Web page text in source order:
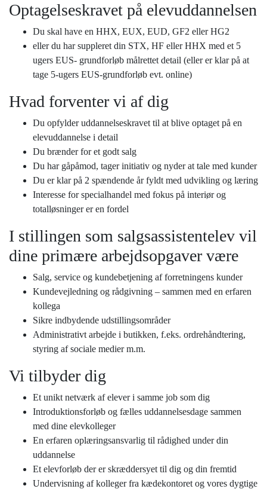
Optagelseskravet på elevuddannelsen
Du skal have en HHX, EUX, EUD, GF2 eller HG2
eller du har suppleret din STX, HF eller HHX med et 5
ugers EUS- grundforløb målrettet detail (eller er klar på at
tage 5-ugers EUS-grundforløb evt. online)
Hvad forventer vi af dig
Du opfylder uddannelseskravet til at blive optaget på en
elevuddannelse i detail
Du brænder for et godt salg
Du har gåpåmod, tager initiativ og nyder at tale med kunder
Du er klar på 2 spændende år fyldt med udvikling og læring
Interesse for specialhandel med fokus på interiør og
totalløsninger er en fordel
I stillingen som salgsassistentelev vil
dine primære arbejdsopgaver være
Salg, service og kundebetjening af forretningens kunder
Kundevejledning og rådgivning – sammen med en erfaren
kollega
Sikre indbydende udstillingsområder
Administrativt arbejde i butikken, f.eks. ordrehåndtering,
styring af sociale medier m.m.
Vi tilbyder dig
Et unikt netværk af elever i samme job som dig
Introduktionsforløb og fælles uddannelsesdage sammen
med dine elevkolleger
En erfaren oplæringsansvarlig til rådighed under din
uddannelse
Et elevforløb der er skræddersyet til dig og din fremtid
Undervisning af kolleger fra kædekontoret og vores dygtige